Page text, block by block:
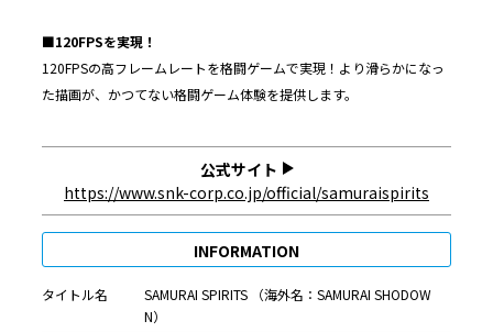
■120FPSを実現！
120FPSの高フレームレートを格闘ゲームで実現！より滑らかになっ
た描画が、かつてない格闘ゲーム体験を提供します。
公式サイト
https://www.snk-corp.co.jp/official/samuraispirits
INFORMATION
タイトル名
SAMURAI SPIRITS （海外名：SAMURAI SHODOW
N）